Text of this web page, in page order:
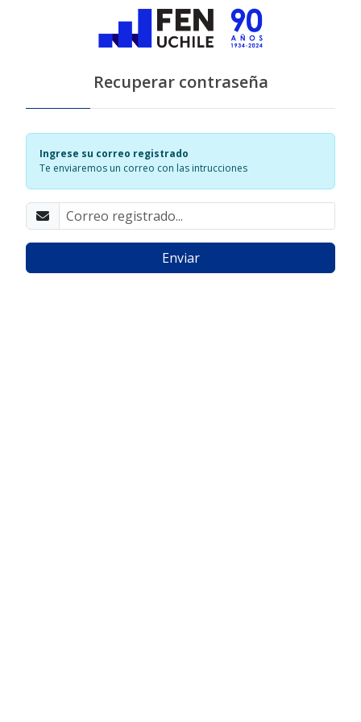
Recuperar contraseña
Ingrese su correo registrado
Te enviaremos un correo con las intrucciones
Enviar